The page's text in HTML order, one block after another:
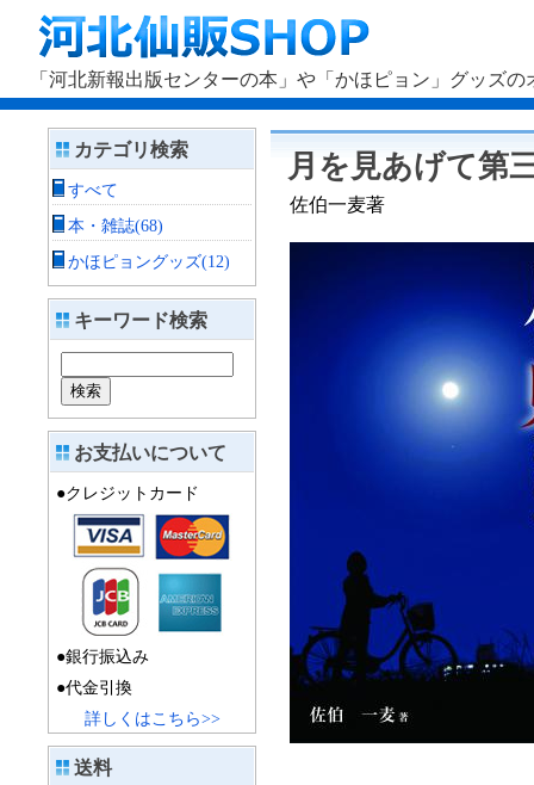
「河北新報出版センターの本」や「かほピョン」グッズ
カテゴリ検索
すべて
本・雑誌(68)
かほピョングッズ(12)
キーワード検索
お支払いについて
●クレジットカード
●銀行振込み
●代金引換
詳しくはこちら>>
送料
月を見あげて第
佐伯一麦著